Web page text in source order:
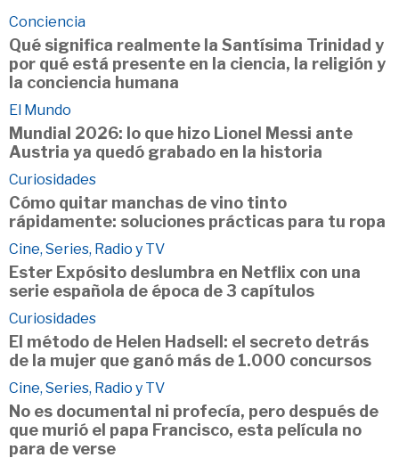
Conciencia
Qué significa realmente la Santísima Trinidad y
por qué está presente en la ciencia, la religión y
la conciencia humana
El Mundo
Mundial 2026: lo que hizo Lionel Messi ante
Austria ya quedó grabado en la historia
Curiosidades
Cómo quitar manchas de vino tinto
rápidamente: soluciones prácticas para tu ropa
Cine, Series, Radio y TV
Ester Expósito deslumbra en Netflix con una
serie española de época de 3 capítulos
Curiosidades
El método de Helen Hadsell: el secreto detrás
de la mujer que ganó más de 1.000 concursos
Cine, Series, Radio y TV
No es documental ni profecía, pero después de
que murió el papa Francisco, esta película no
para de verse